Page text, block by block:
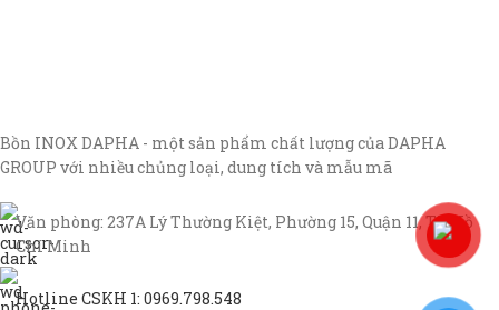
Bồn INOX DAPHA - một sản phẩm chất lượng của DAPHA
GROUP với nhiều chủng loại, dung tích và mẫu mã
Văn phòng: 237A Lý Thường Kiệt, Phường 15, Quận 11, TP Hồ
Chí Minh
Hotline CSKH 1: 0969.798.548